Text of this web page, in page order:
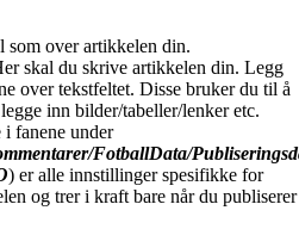
som over artikkelen din.
skal du skrive artikkelen din. Legg
over tekstfeltet. Disse bruker du til å
inn bilder/tabeller/lenker etc.
fanene under
FotballData/
) er alle innstillinger spesifikke for
og trer i kraft bare når du publiserer